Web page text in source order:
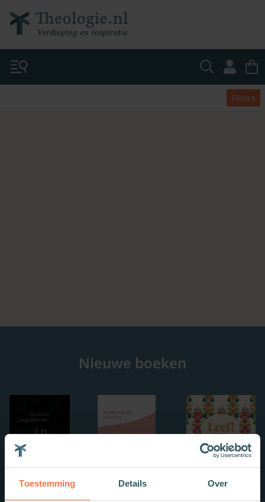
Toestemming Details Over
Filters
Nieuwe boeken